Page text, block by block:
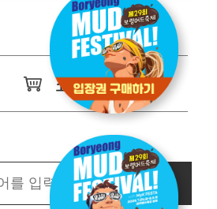
쇼핑몰